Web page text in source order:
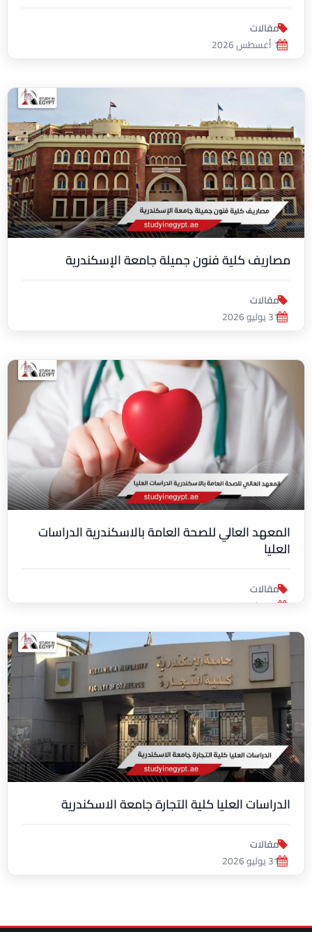
مقالات
1 أغسطس 2026
مصاريف كلية فنون جميلة جامعة الإسكندرية
مقالات
31 يوليو 2026
المعهد العالي للصحة العامة بالاسكندرية الدراسات
العليا
مقالات
31 يوليو 2026
الدراسات العليا كلية التجارة جامعة الاسكندرية
مقالات
31 يوليو 2026